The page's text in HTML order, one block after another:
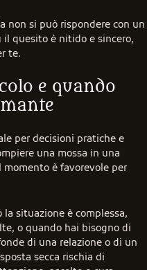
non si può rispondere con un
il quesito è nitido e sincero,
te.
e quando
per decisioni pratiche e
una mossa in una
è favorevole per
situazione è complessa,
o quando hai bisogno di
di una relazione o di un
secca rischia di